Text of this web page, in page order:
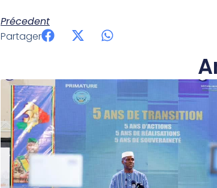
Précedent
Partager